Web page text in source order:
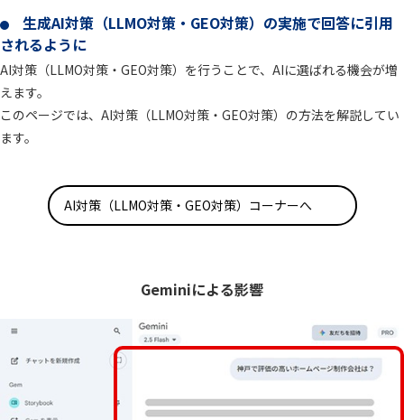
生成AI対策（LLMO対策・GEO対策）の実施で回答に引用
されるように
AI対策（LLMO対策・GEO対策）を行うことで、AIに選ばれる機会が増
えます。
このページでは、AI対策（LLMO対策・GEO対策）の方法を解説してい
ます。
AI対策（LLMO対策・GEO対策）コーナーへ
Geminiによる影響